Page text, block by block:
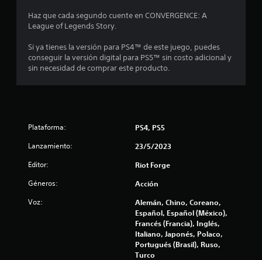
e
i
s
t
r
Haz que cada segundo cuente en CONVERGENCE: A
League of Legends Story.
Si ya tienes la versión para PS4™ de este juego, puedes
conseguir la versión digital para PS5™ sin costo adicional y
sin necesidad de comprar este producto.
Plataforma: PS4, PS5
Lanzamiento: 23/5/2023
Editor: Riot Forge
Géneros: Acción
Voz:
Alemán, Chino, Coreano,
Español, Español (México),
Francés (Francia), Inglés,
Italiano, Japonés, Polaco,
Portugués (Brasil), Ruso,
Turco